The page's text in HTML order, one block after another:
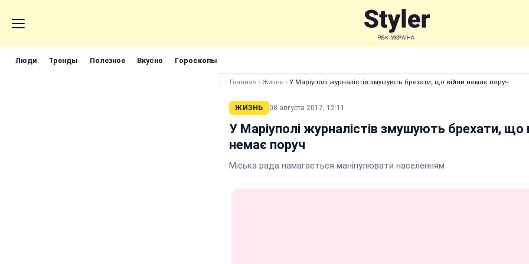
Люди Тренды Полезное Вкусно Гороскопы
Главная › Жизнь › У Маріуполі журналістів змушують брехати, що війни немає поруч
ЖИЗНЬ 08 августа 2017, 12:11
У Маріуполі журналістів змушують брехати, що
немає поруч
Міська рада намагається маніпулювати населенням